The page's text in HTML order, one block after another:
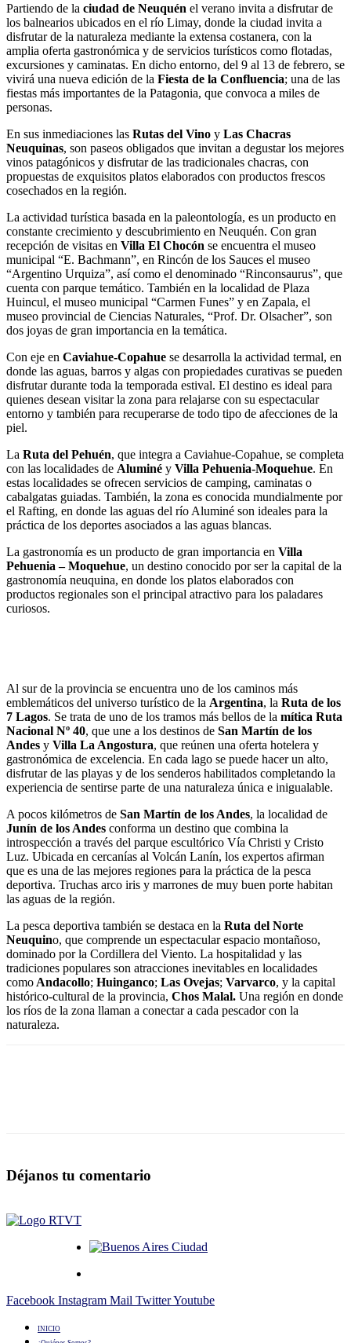
Partiendo de la ciudad de Neuquén el verano invita a disfrutar de
los balnearios ubicados en el río Limay, donde la ciudad invita a
disfrutar de la naturaleza mediante la extensa costanera, con la
amplia oferta gastronómica y de servicios turísticos como flotadas,
excursiones y caminatas. En dicho entorno, del 9 al 13 de febrero, se
vivirá una nueva edición de la Fiesta de la Confluencia; una de las
fiestas más importantes de la Patagonia, que convoca a miles de
personas.
En sus inmediaciones las Rutas del Vino y Las Chacras
Neuquinas, son paseos obligados que invitan a degustar los mejores
vinos patagónicos y disfrutar de las tradicionales chacras, con
propuestas de exquisitos platos elaborados con productos frescos
cosechados en la región.
La actividad turística basada en la paleontología, es un producto en
constante crecimiento y descubrimiento en Neuquén. Con gran
recepción de visitas en Villa El Chocón se encuentra el museo
municipal “E. Bachmann”, en Rincón de los Sauces el museo
“Argentino Urquiza”, así como el denominado “Rinconsaurus”, que
cuenta con parque temático. También en la localidad de Plaza
Huincul, el museo municipal “Carmen Funes” y en Zapala, el
museo provincial de Ciencias Naturales, “Prof. Dr. Olsacher”, son
dos joyas de gran importancia en la temática.
Con eje en Caviahue-Copahue se desarrolla la actividad termal, en
donde las aguas, barros y algas con propiedades curativas se pueden
disfrutar durante toda la temporada estival. El destino es ideal para
quienes desean visitar la zona para relajarse con su espectacular
entorno y también para recuperarse de todo tipo de afecciones de la
piel.
La Ruta del Pehuén, que integra a Caviahue-Copahue, se completa
con las localidades de Aluminé y Villa Pehuenia-Moquehue. En
estas localidades se ofrecen servicios de camping, caminatas o
cabalgatas guiadas. También, la zona es conocida mundialmente por
el Rafting, en donde las aguas del río Aluminé son ideales para la
práctica de los deportes asociados a las aguas blancas.
La gastronomía es un producto de gran importancia en Villa
Pehuenia – Moquehue, un destino conocido por ser la capital de la
gastronomía neuquina, en donde los platos elaborados con
productos regionales son el principal atractivo para los paladares
curiosos.
Al sur de la provincia se encuentra uno de los caminos más
emblemáticos del universo turístico de la Argentina, la Ruta de los
7 Lagos. Se trata de uno de los tramos más bellos de la mítica Ruta
Nacional Nº 40, que une a los destinos de San Martín de los
Andes y Villa La Angostura, que reúnen una oferta hotelera y
gastronómica de excelencia. En cada lago se puede hacer un alto,
disfrutar de las playas y de los senderos habilitados completando la
experiencia de sentirse parte de una naturaleza única e inigualable.
A pocos kilómetros de San Martín de los Andes, la localidad de
Junín de los Andes conforma un destino que combina la
introspección a través del parque escultórico Vía Christi y Cristo
Luz. Ubicada en cercanías al Volcán Lanín, los expertos afirman
que es una de las mejores regiones para la práctica de la pesca
deportiva. Truchas arco iris y marrones de muy buen porte habitan
las aguas de la región.
La pesca deportiva también se destaca en la Ruta del Norte
Neuquino, que comprende un espectacular espacio montañoso,
dominado por la Cordillera del Viento. La hospitalidad y las
tradiciones populares son atracciones inevitables en localidades
como Andacollo; Huinganco; Las Ovejas; Varvarco, y la capital
histórico-cultural de la provincia, Chos Malal. Una región en donde
los ríos de la zona llaman a conectar a cada pescador con la
naturaleza.
Déjanos tu comentario
Facebook Instagram Mail TwitterYoutube
INICIO